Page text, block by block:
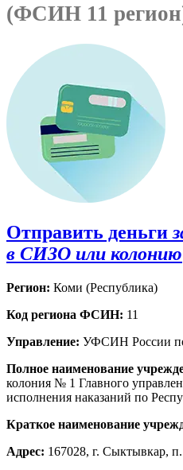
(ФСИН 11
Отправить деньги
в СИЗО или колонию
Регион: Коми (Республика)
Код региона ФСИН: 11
Управление: УФСИН России
Полное наименование
колония № 1 Главного
исполнения наказаний по
Краткое наименование
Адрес: 167028, г. Сыктывкар,